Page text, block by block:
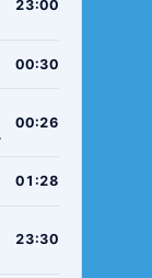
23:00
00:30
00:26
01:28
23:30